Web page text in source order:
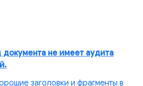
документа не имеет аудита
заголовки и фрагменты в